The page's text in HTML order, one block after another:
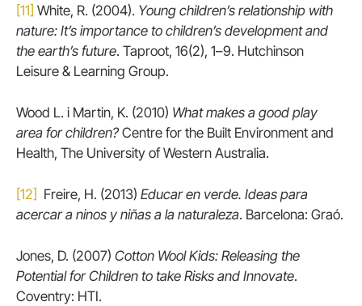
[11] White, R. (2004). Young children’s relationship with
nature: It’s importance to children’s development and
the earth’s future. Taproot, 16(2), 1–9. Hutchinson
Leisure & Learning Group.
Wood L. i Martin, K. (2010) What makes a good play
area for children?Centre for the Built Environment and
Health, The University of Western Australia.
[12] Freire, H. (2013) Educar en verde. Ideas para
acercar a ninos y niñas a la naturaleza. Barcelona: Graó.
Jones, D. (2007) Cotton Wool Kids: Releasing the
Potential for Children to take Risks and Innovate.
Coventry: HTI.